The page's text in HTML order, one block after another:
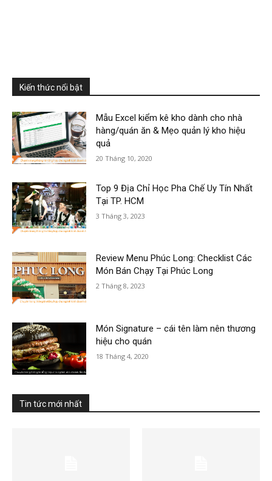
Kiến thức nổi bật
Mẫu Excel kiểm kê kho dành cho nhà
hàng/quán ăn & Mẹo quản lý kho hiệu
quả
20 Tháng 10, 2020
Top 9 Địa Chỉ Học Pha Chế Uy Tín Nhất
Tại TP. HCM
3 Tháng 3, 2023
Review Menu Phúc Long: Checklist Các
Món Bán Chạy Tại Phúc Long
2 Tháng 8, 2023
Món Signature – cái tên làm nên thương
hiệu cho quán
18 Tháng 4, 2020
Tin tức mới nhất